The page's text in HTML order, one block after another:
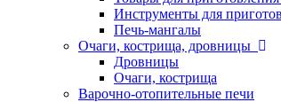
Инструменты для
Печь-мангалы
Очаги, кострища, дровницы
Дровницы
Очаги, кострища
Варочно-отопительные печи